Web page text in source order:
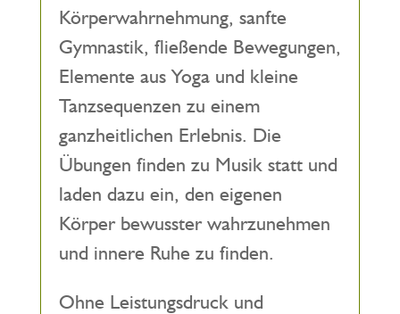
Körperwahrnehmung, sanfte
Gymnastik, fließende Bewegungen,
Elemente aus Yoga und kleine
Tanzsequenzen zu einem
ganzheitlichen Erlebnis. Die
Übungen finden zu Musik statt und
laden dazu ein, den eigenen
Körper bewusster wahrzunehmen
und innere Ruhe zu finden.
Ohne Leistungsdruck und